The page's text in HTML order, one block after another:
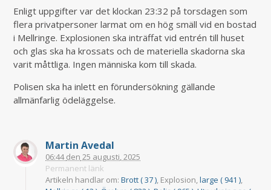
Enligt uppgifter var det klockan 23:32 på torsdagen som
flera privatpersoner larmat om en hög smäll vid en bostad
i Mellringe. Explosionen ska inträffat vid entrén till huset
och glas ska ha krossats och de materiella skadorna ska
varit måttliga. Ingen människa kom till skada.
Polisen ska ha inlett en förundersökning gällande
allmänfarlig ödeläggelse.
Martin Avedal
06:44den 25 augusti, 2025
Permanent länk
Artikeln handlar om:Brott ( 37 ), Explosion,large ( 941 ),